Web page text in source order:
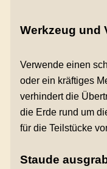
Werkzeug und
Verwende einen
oder ein kräftiges
verhindert die
die Erde rund um
für die Teilstücke
Staude